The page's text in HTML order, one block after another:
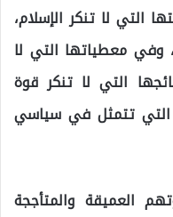
لا تنكر الإسلام،
وفي معطياتها التي لا
التي لا تنكر قوة
التي تتمثل في سياسي
العميقة والمتأججة